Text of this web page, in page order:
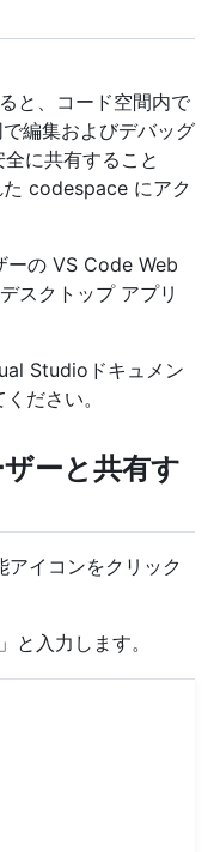
と、コード空間内で
編集およびデバッグ
に共有すること
codespace にアク
ーの VS Code Web
スクトップ アプリ
Studioドキュメン
ださい。
ーと共有す
イコンをクリック
」と入力します。